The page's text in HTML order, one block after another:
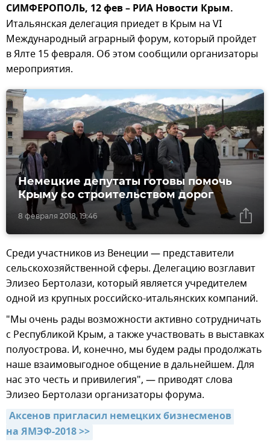
СИМФЕРОПОЛЬ, 12 фев – РИА Новости Крым.
Итальянская делегация приедет в Крым на VI
Международный аграрный форум, который пройдет
в Ялте 15 февраля. Об этом сообщили организаторы
мероприятия.
8 февраля 2018, 19:46
Немецкие депутаты готовы помочь
Крыму со строительством дорог
Среди участников из Венеции — представители
сельскохозяйственной сферы. Делегацию возглавит
Элизео Бертолази, который является учредителем
одной из крупных российско-итальянских компаний.
"Мы очень рады возможности активно сотрудничать
с Республикой Крым, а также участвовать в выставках
полуострова. И, конечно, мы будем рады продолжать
наше взаимовыгодное общение в дальнейшем. Для
нас это честь и привилегия", — приводят слова
Элизео Бертолази организаторы форума.
Аксенов пригласил немецких бизнесменов
на ЯМЭФ-2018 >>